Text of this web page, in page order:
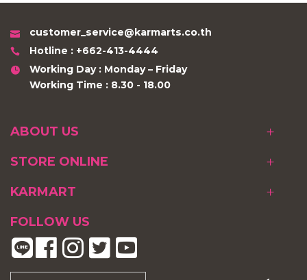
customer_service@karmarts.co.th
Hotline : +662-413-4444
Working Day : Monday – Friday
Working Time : 8.30 - 18.00
ABOUT US
STORE ONLINE
KARMART
FOLLOW US